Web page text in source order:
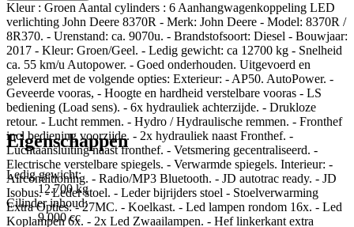
Kleur : Groen Aantal cylinders : 6 Aanhangwagenkoppeling LED
verlichting John Deere 8370R - Merk: John Deere - Model: 8370R /
8R370. - Urenstand: ca. 9070u. - Brandstofsoort: Diesel - Bouwjaar:
2017 - Kleur: Groen/Geel. - Ledig gewicht: ca 12700 kg - Snelheid
ca. 55 km/u Autopower. - Goed onderhouden. Uitgevoerd en
geleverd met de volgende opties: Exterieur: - AP50. AutoPower. -
Geveerde vooras, - Hoogte en hardheid verstelbare vooras - LS
bediening (Load sens). - 6x hydrauliek achterzijde. - Drukloze
retour. - Lucht remmen. - Hydro / Hydraulische remmen. - Fronthef
incl bediening voorzijde. - 2x hydrauliek naast Fronthef. -
Luchtaansluiting naast fronthef. - Vetsmering gecentraliseerd. -
Electrische verstelbare spiegels. - Verwarmde spiegels. Interieur: -
Airconditioning. - Radio/MP3 Bluetooth. - JD autotrac ready. - JD
Isobus. - Leder stoel. - Leder bijrijders stoel - Stoelverwarming
Extra Opties: - 27MC. - Koelkast. - Led lampen rondom 16x. - Led
Koplampen 6x. - 2x Led Zwaailampen. - Hef linkerkant extra
Eigenschappen
Ledig gewicht:
12.700 kg
Cilinder inhoud:
9.000 cc